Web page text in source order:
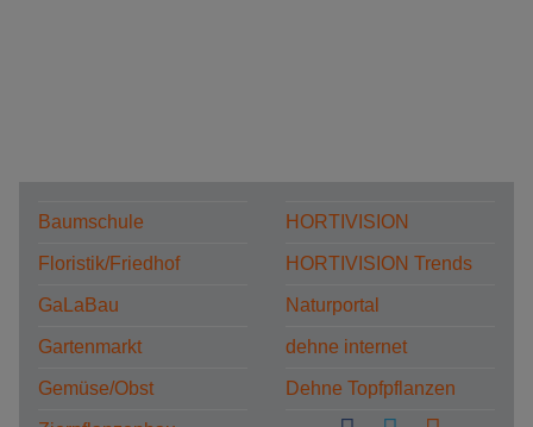
Baumschule
Floristik/Friedhof
GaLaBau
Gartenmarkt
Gemüse/Obst
HORTIVISION
HORTIVISION Trends
Naturportal
dehne internet
Dehne Topfpflanzen